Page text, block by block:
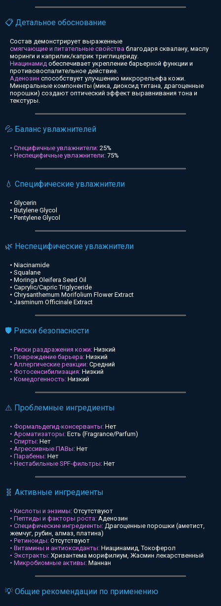
📋 Детальное обоснование
Состав демонстрирует выраженные
смягчающие и питательные свойства благодаря сквалану, маслу
моринги и каприлик/каприк триглицериду.
Ниацинамид обеспечивает укрепление барьерной функции и
противовоспалительное действие.
Аденозин способствует улучшению микрорельефа кожи.
Минеральные компоненты (мика, диоксид титана, драгоценные
порошки) создают оптический эффект выравнивания тона и
текстуры.
💦 Баланс увлажнителей
• Специфичные увлажнители: 25%
• Неспецифичные увлажнители: 75%
💧 Специфические увлажнители
• Glycerin
• Butylene Glycol
• Pentylene Glycol
🌿 Неспецифические увлажнители
• Niacinamide
• Squalane
• Moringa Oleifera Seed Oil
• Caprylic/Capric Triglyceride
• Chrysanthemum Morifolium Flower Extract
• Jasminum Officinale Extract
🛡️ Риски безопасности
• Риски раздражения кожи: Низкий
• Повреждение барьера: Низкий
• Аллергические реакции: Средний
• Фотосенсибилизация: Низкий
• Комедогенность: Низкий
⚠️ Проблемные ингредиенты
• Формальдегид-консерванты: Нет
• Ароматизаторы: Есть (Fragrance/Parfum)
• Спирты: Нет
• Агрессивные ПАВы: Нет
• Парабены: Нет
• Нестабильные SPF-фильтры: Нет
🧬 Активные ингредиенты
• Кислоты и энзимы: Отсутствуют
• Пептиды и факторы роста: Аденозин
• Специфические ингредиенты: Драгоценные порошки (аметист,
жемчуг, рубин, алмаз, платина)
• Ретиноиды: Отсутствуют
• Витамины и антиоксиданты: Ниацинамид, Токоферол
• Экстракты: Хризантема морифилиум, Жасмин лекарственный
• Микробиомные активы: Маннан
💡 Общие рекомендации по применению